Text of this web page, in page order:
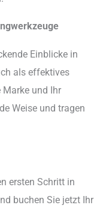
Einblicke in
als effektives
Marke und Ihr
Weise und tragen
ersten Schritt in
buchen Sie jetzt Ihr